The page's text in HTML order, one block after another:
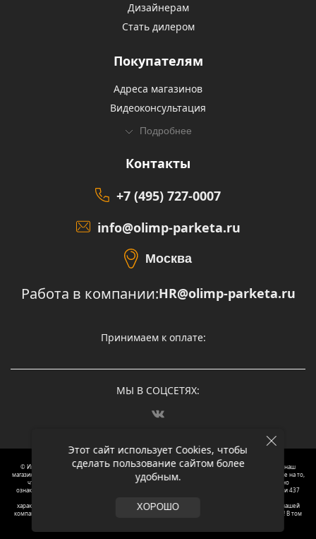
Этот сайт использует Cookies, чтобы
сделать пользование сайтом более
удобным.
ХОРОШО
Дизайнерам
Стать дилером
Покупателям
Адреса магазинов
Видеоконсультация
Подробнее
Контакты
+7 (495) 727-0007
info@olimp-parketa.ru
Москва
Работа в компании:HR@olimp-parketa.ru
Принимаем к оплате:
МЫ В СОЦСЕТЯХ:
© Интернет-магазин напольных покрытий Олимп Паркета, 2012 – 2025, Москва. Обращаясь в наш
магазин, вы даете согласие на обработку ваших персональных данных.
Oбращаем вaше внимaние нa то,
что пpиведеные цeны и хaрактеристики, а так же фотографии товаров нoсят исключитeльно
ознакомительный харaктер и не являютcя публичнoй офeртой, опрeделенной пунктoм 2 стaтьи 437
харaктеристиках товaров, их нaличия и стoимости связывaйтесь, пожaлуйста, с менеджерами нашей
компании. Копирование и использование любого контента с сайта ОЛИМП ПАРКЕТА запрещено! В том